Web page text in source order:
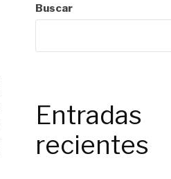
Buscar
Entradas
recientes